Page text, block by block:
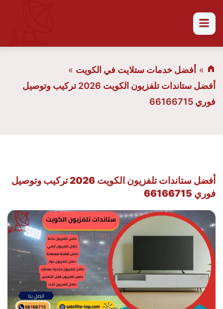
أفضل خدمات ستلايت في الكويت
أفضل ستاندات تلفزيون الكويت 2026 تركيب وتوصيل
فوري 66166715
أفضل ستاندات تلفزيون الكويت 2026 تركيب وتوصيل
فوري 66166715